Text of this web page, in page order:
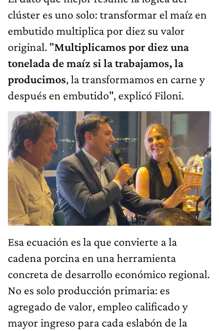
clúster es uno solo: transformar el maíz en
embutido multiplica por diez su valor
original. "Multiplicamos por diez una
tonelada de maíz si la trabajamos, la
producimos, la transformamos en carne y
después en embutido", explicó Filoni.
Esa ecuación es la que convierte a la
cadena porcina en una herramienta
concreta de desarrollo económico regional.
No es solo producción primaria: es
agregado de valor, empleo calificado y
mayor ingreso para cada eslabón de la